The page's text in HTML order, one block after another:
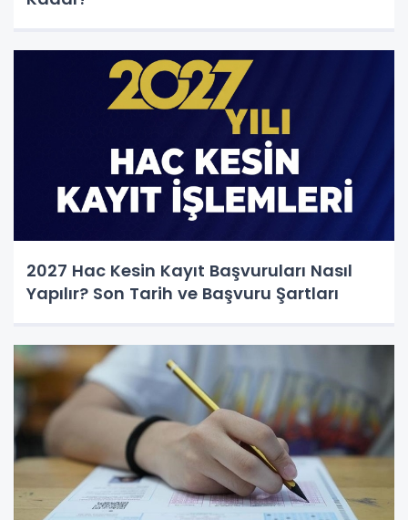
2027 Hac Kesin Kayıt Başvuruları Nasıl
Yapılır? Son Tarih ve Başvuru Şartları